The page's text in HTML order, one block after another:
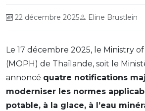
22 décembre 2025 Eline Brustlein
Le 17 décembre 2025, le Ministry
(MOPH) de Thaïlande, soit le
annoncé quatre notifications
moderniser les normes
potable, à la glace, à l’eau